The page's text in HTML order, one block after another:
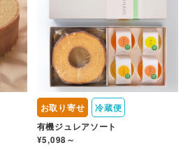
お取り寄せ
冷蔵便
有機ジュレアソート
¥5,098～